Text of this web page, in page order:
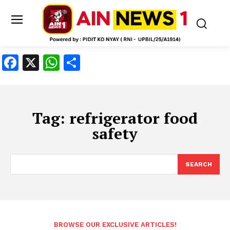
Facebook
X WhatsApp
Tag: refrigerator food
safety
SEARCH
BROWSE OUR EXCLUSIVE ARTICLES!